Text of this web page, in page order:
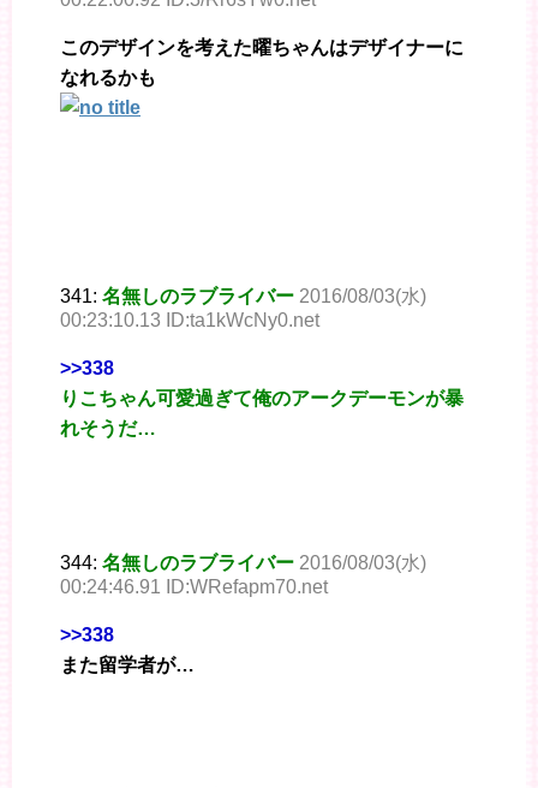
このデザインを考えた曜ちゃんはデザイナーに
なれるかも
341: 名無しのラブライバー 2016/08/03(水)
00:23:10.13 ID:ta1kWcNy0.net
>>338
りこちゃん可愛過ぎて俺のアークデーモンが暴
れそうだ…
344: 名無しのラブライバー 2016/08/03(水)
00:24:46.91 ID:WRefapm70.net
>>338
また留学者が…